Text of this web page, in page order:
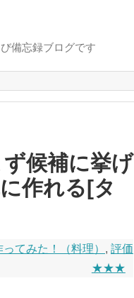
備忘録ブログです
候補に挙げ
作れる[タ
ってみた！（料理） , 評価
★★★